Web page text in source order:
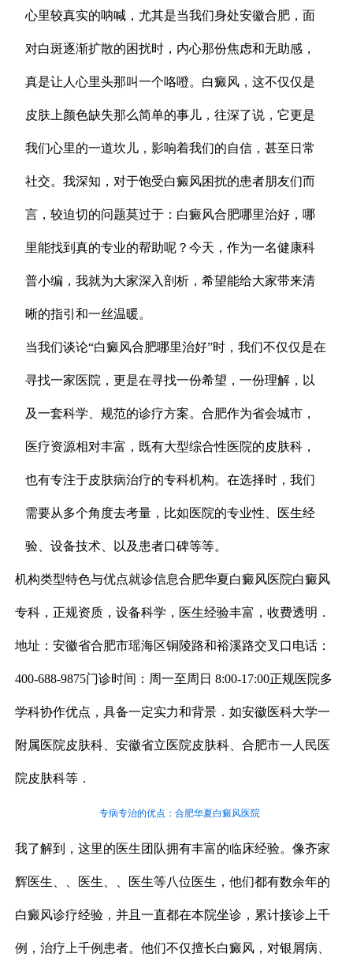
心里较真实的呐喊，尤其是当我们身处安徽合肥，面
对白斑逐渐扩散的困扰时，内心那份焦虑和无助感，
真是让人心里头那叫一个咯噔。白癜风，这不仅仅是
皮肤上颜色缺失那么简单的事儿，往深了说，它更是
我们心里的一道坎儿，影响着我们的自信，甚至日常
社交。我深知，对于饱受白癜风困扰的患者朋友们而
言，较迫切的问题莫过于：白癜风合肥哪里治好，哪
里能找到真的专业的帮助呢？今天，作为一名健康科
普小编，我就为大家深入剖析，希望能给大家带来清
晰的指引和一丝温暖。
当我们谈论“白癜风合肥哪里治好”时，我们不仅仅是在
寻找一家医院，更是在寻找一份希望，一份理解，以
及一套科学、规范的诊疗方案。合肥作为省会城市，
医疗资源相对丰富，既有大型综合性医院的皮肤科，
也有专注于皮肤病治疗的专科机构。在选择时，我们
需要从多个角度去考量，比如医院的专业性、医生经
验、设备技术、以及患者口碑等等。
机构类型特色与优点就诊信息合肥华夏白癜风医院白癜风
专科，正规资质，设备科学，医生经验丰富，收费透明．
地址：安徽省合肥市瑶海区铜陵路和裕溪路交叉口电话：
400-688-9875门诊时间：周一至周日 8:00-17:00正规医院多
学科协作优点，具备一定实力和背景．如安徽医科大学一
附属医院皮肤科、安徽省立医院皮肤科、合肥市一人民医
院皮肤科等．
专病专治的优点：合肥华夏白癜风医院
我了解到，这里的医生团队拥有丰富的临床经验。像齐家
辉医生、、医生、、医生等八位医生，他们都有数余年的
白癜风诊疗经验，并且一直都在本院坐诊，累计接诊上千
例，治疗上千例患者。他们不仅擅长白癜风，对银屑病、